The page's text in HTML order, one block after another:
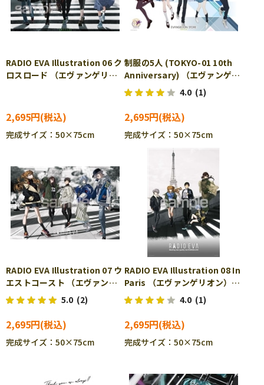
RADIO EVA Illustration 06 ク
ロスロード （エヴァンゲリオ
2,695円
完成サイズ：50×75cm
制服の5人 (TOKYO-01 10th
Anniversary) （エヴァンゲリ
オン） 1000ピース ジグソ
ーパズル YAM-10-1420
4.0 (1)
2,695円
完成サイズ：50×75cm
RADIO EVA Illustration 07 ウ
エストコースト （エヴァンゲ
リオン） 1000ピース ジグ
ソーパズル YAM-10-1434
5.0 (2)
2,695円
完成サイズ：50×75cm
RADIO EVA Illustration 08 In
Paris （エヴァンゲリオン）
1000ピース ジグソーパズ
ル YAM-10-1438
4.0 (1)
2,695円
完成サイズ：50×75cm